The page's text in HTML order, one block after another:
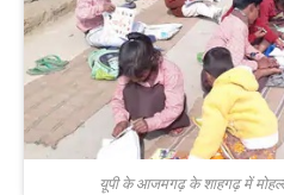
य़ूपी के आजमगढ़ के शाहगढ़ में